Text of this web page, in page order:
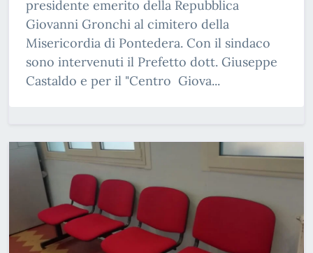
presidente emerito della Repubblica
Giovanni Gronchi al cimitero della
Misericordia di Pontedera. Con il sindaco
sono intervenuti il Prefetto dott. Giuseppe
Castaldo e per il "Centro Giova...